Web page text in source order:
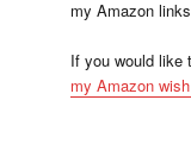
my Amazon
If you would like
my Amazon